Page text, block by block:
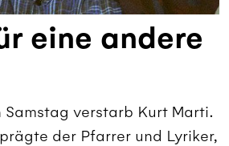
eine andere
Samstag verstarb Kurt Marti.
der Pfarrer und Lyriker,